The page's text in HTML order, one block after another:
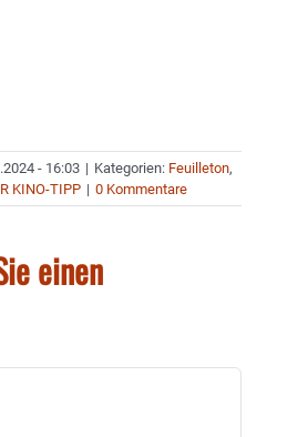
- 16:03 | Kategorien: Feuilleton,
KINO-TIPP | 0 Kommentare
einen